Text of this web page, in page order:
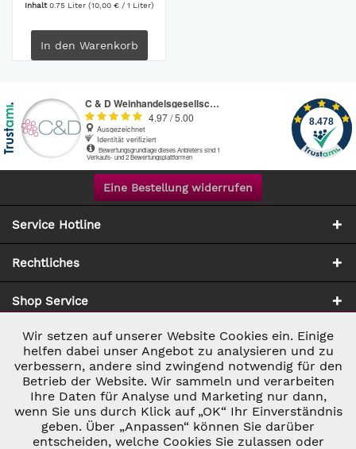
Inhalt0.75 Liter (10,00 € / 1 Liter)
In den Warenkorb
Eine Bestellung widerrufen
Service Hotline
Rechtliches
Shop Service
Zahlung & Versand
Notwendig Aktiv
Marketing Inaktiv
Tracking Inaktiv
Wir setzen auf unserer Website Cookies ein. Einige
helfen dabei unser Angebot zu analysieren und zu
verbessern, andere sind zwingend notwendig für den
Betrieb der Website. Wir sammeln und verarbeiten
Ihre Daten für Analyse und Marketing nur dann,
wenn Sie uns durch Klick auf „OK“ Ihr Einverständnis
geben. Über „Anpassen“ können Sie darüber
entscheiden, welche Cookies Sie zulassen oder